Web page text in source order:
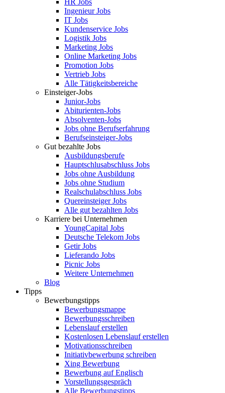
HR Jobs
Ingenieur Jobs
IT Jobs
Kundenservice Jobs
Logistik Jobs
Marketing Jobs
Online Marketing Jobs
Promotion Jobs
Vertrieb Jobs
Alle Tätigkeitsbereiche
Einsteiger-Jobs
Junior-Jobs
Abiturienten-Jobs
Absolventen-Jobs
Jobs ohne Berufserfahrung
Berufseinsteiger-Jobs
Gut bezahlte Jobs
Ausbildungsberufe
Hauptschlusabschluss Jobs
Jobs ohne Ausbildung
Jobs ohne Studium
Realschulabschluss Jobs
Quereinsteiger Jobs
Alle gut bezahlten Jobs
Karriere bei Unternehmen
YoungCapital Jobs
Deutsche Telekom Jobs
Getir Jobs
Lieferando Jobs
Picnic Jobs
Weitere Unternehmen
Blog
Tipps
Bewerbungstipps
Bewerbungsmappe
Bewerbungsschreiben
Lebenslauf erstellen
Kostenlosen Lebenslauf erstellen
Motivationsschreiben
Initiativbewerbung schreiben
Xing Bewerbung
Bewerbung auf Englisch
Vorstellungsgespräch
Alle Bewerbungstipps